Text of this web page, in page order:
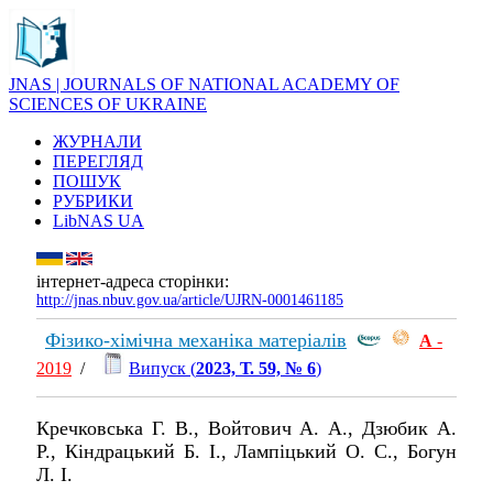
JNAS | JOURNALS OF NATIONAL ACADEMY OF
SCIENCES OF UKRAINE
ЖУРНАЛИ
ПЕРЕГЛЯД
ПОШУК
РУБРИКИ
LibNAS UA
інтернет-адреса сторінки:
http://jnas.nbuv.gov.ua/article/UJRN-0001461185
Фізико-хімічна механіка матеріалів А -
2019 / Випуск (2023, Т. 59, № 6)
Кречковська Г. В., Войтович А. А., Дзюбик А.
Р., Кіндрацький Б. І., Лампіцький О. С., Богун
Л. І.